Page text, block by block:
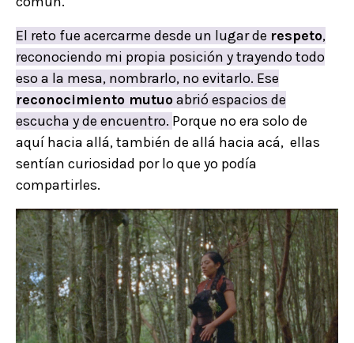
El reto fue acercarme desde un lugar de respeto,
reconociendo mi propia posición y trayendo todo
eso a la mesa, nombrarlo, no evitarlo. Ese
reconocimiento mutuoabrió espacios de
escucha y de encuentro. Porque no era solo de
aquí hacia allá, también de allá hacia acá, ellas
sentían curiosidad por lo que yo podía
compartirles.